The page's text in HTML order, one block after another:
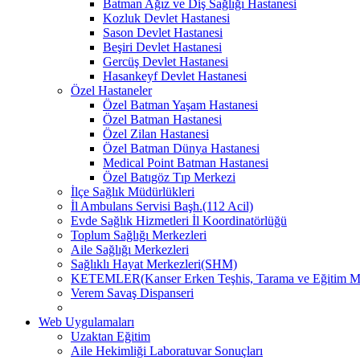
Batman Ağız ve Diş Sağlığı Hastanesi
Kozluk Devlet Hastanesi
Sason Devlet Hastanesi
Beşiri Devlet Hastanesi
Gercüş Devlet Hastanesi
Hasankeyf Devlet Hastanesi
Özel Hastaneler
Özel Batman Yaşam Hastanesi
Özel Batman Hastanesi
Özel Zilan Hastanesi
Özel Batman Dünya Hastanesi
Medical Point Batman Hastanesi
Özel Batıgöz Tıp Merkezi
İlçe Sağlık Müdürlükleri
İl Ambulans Servisi Başh.(112 Acil)
Evde Sağlık Hizmetleri İl Koordinatörlüğü
Toplum Sağlığı Merkezleri
Aile Sağlığı Merkezleri
Sağlıklı Hayat Merkezleri(SHM)
KETEMLER(Kanser Erken Teşhis, Tarama ve Eğitim
Verem Savaş Dispanseri
Web Uygulamaları
Uzaktan Eğitim
Aile Hekimliği Laboratuvar Sonuçları